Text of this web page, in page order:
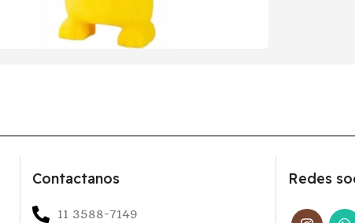
Contactanos
11 3588-7149
Redes